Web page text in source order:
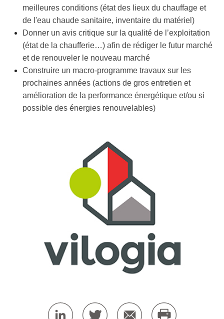
meilleures conditions (état des lieux du chauffage et
de l'eau chaude sanitaire, inventaire du matériel)
Donner un avis critique sur la qualité de l’exploitation
(état de la chaufferie…) afin de rédiger le futur marché
et de renouveler le nouveau marché
Construire un macro-programme travaux sur les
prochaines années (actions de gros entretien et
amélioration de la performance énergétique et/ou si
possible des énergies renouvelables)